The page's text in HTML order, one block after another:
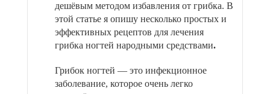
дешёвым методом избавления от грибка. В
этой статье я опишу несколько простых и
эффективных рецептов для лечения
грибка ногтей народными средствами.
Грибок ногтей — это инфекционное
заболевание, которое очень легко